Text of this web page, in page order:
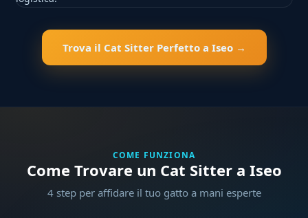
Trova il Cat Sitter Perfetto a Iseo →
COME FUNZIONA
Come Trovare un Cat Sitter a Iseo
4 step per affidare il tuo gatto a mani esperte